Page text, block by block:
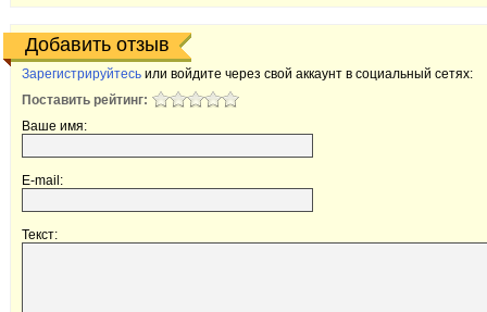
Добавить отзыв
Зарегистрируйтесь или войдите через свой аккаунт в социальный сетях:
Поставить рейтинг:
Ваше имя:
E-mail:
Текст: